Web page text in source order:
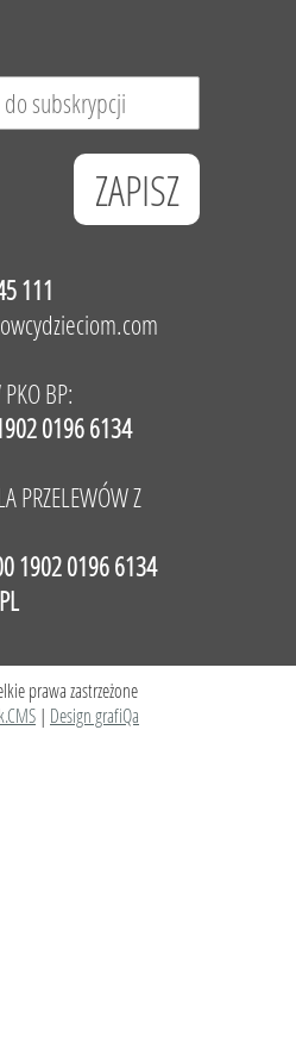
111
BP:
0196 6134
PRZELEWÓW Z
1902 0196 6134
prawa zastrzeżone
| Design grafiQa